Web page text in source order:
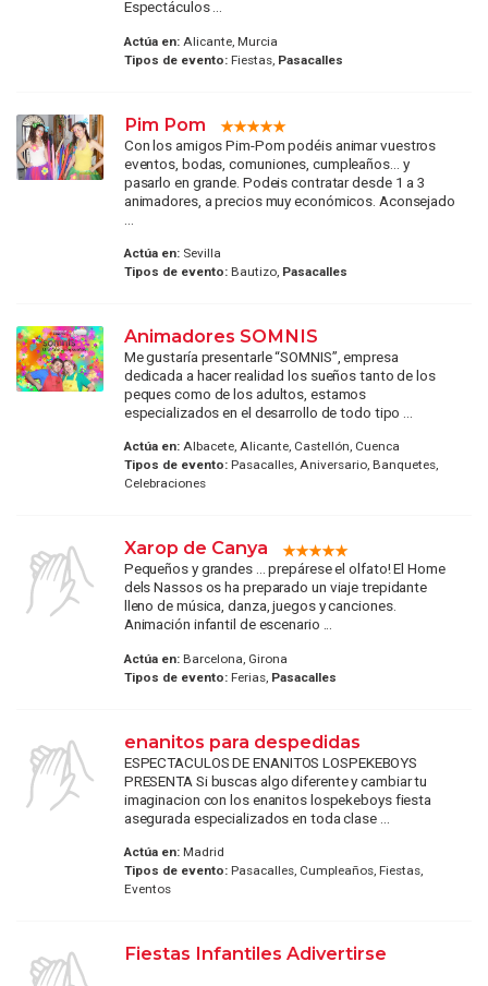
Espectáculos ...
Actúa en:Alicante, Murcia
Tipos de evento:Fiestas, Pasacalles
Pim Pom
Con los amigos Pim-Pom podéis animar vuestros
eventos, bodas, comuniones, cumpleaños... y
pasarlo en grande. Podeis contratar desde 1 a 3
animadores, a precios muy económicos. Aconsejado
Actúa en:Sevilla
Tipos de evento:Bautizo, Pasacalles
Animadores SOMNIS
Me gustaría presentarle “SOMNIS”, empresa
dedicada a hacer realidad los sueños tanto de los
peques como de los adultos, estamos
especializados en el desarrollo de todo tipo ...
Actúa en:Albacete, Alicante, Castellón, Cuenca
Tipos de evento:Pasacalles, Aniversario, Banquetes,
Celebraciones
Xarop de Canya
Pequeños y grandes ... prepárese el olfato! El Home
dels Nassos os ha preparado un viaje trepidante
lleno de música, danza, juegos y canciones.
Animación infantil de escenario ...
Actúa en:Barcelona, Girona
Tipos de evento:Ferias, Pasacalles
enanitos para despedidas
ESPECTACULOS DE ENANITOS LOSPEKEBOYS
PRESENTA Si buscas algo diferente y cambiar tu
imaginacion con los enanitos lospekeboys fiesta
asegurada especializados en toda clase ...
Actúa en:Madrid
Tipos de evento:Pasacalles, Cumpleaños, Fiestas,
Eventos
Fiestas Infantiles Adivertirse